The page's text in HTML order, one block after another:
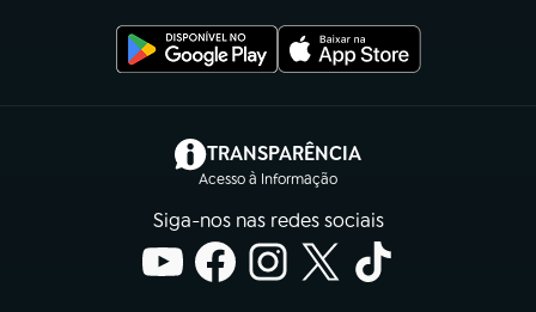
TRANSPARÊNCIA
Acesso à Informação
(abre em nova aba)
Siga-nos nas redes sociais